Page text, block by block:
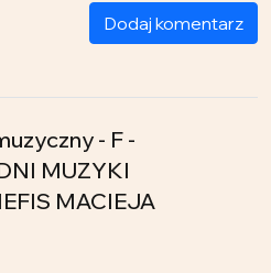
Dodaj komentarz
- F -
MUZYKI
MACIEJA